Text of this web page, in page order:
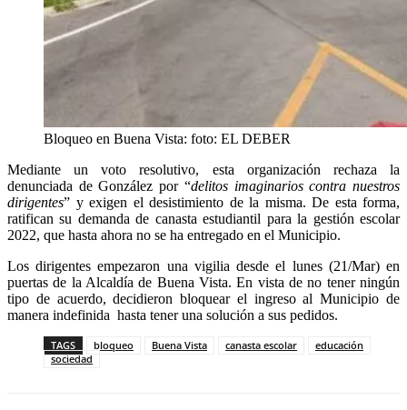
Bloqueo en Buena Vista: foto: EL DEBER
Mediante un voto resolutivo, esta organización rechaza la
denunciada de González por “delitos imaginarios contra nuestros
dirigentes” y exigen el desistimiento de la misma. De esta forma,
ratifican su demanda de canasta estudiantil para la gestión escolar
2022, que hasta ahora no se ha entregado en el Municipio.
Los dirigentes empezaron una vigilia desde el lunes (21/Mar) en
puertas de la Alcaldía de Buena Vista. En vista de no tener ningún
tipo de acuerdo, decidieron bloquear el ingreso al Municipio de
manera indefinida hasta tener una solución a sus pedidos.
TAGS bloqueo Buena Vista canasta escolar
educación
sociedad